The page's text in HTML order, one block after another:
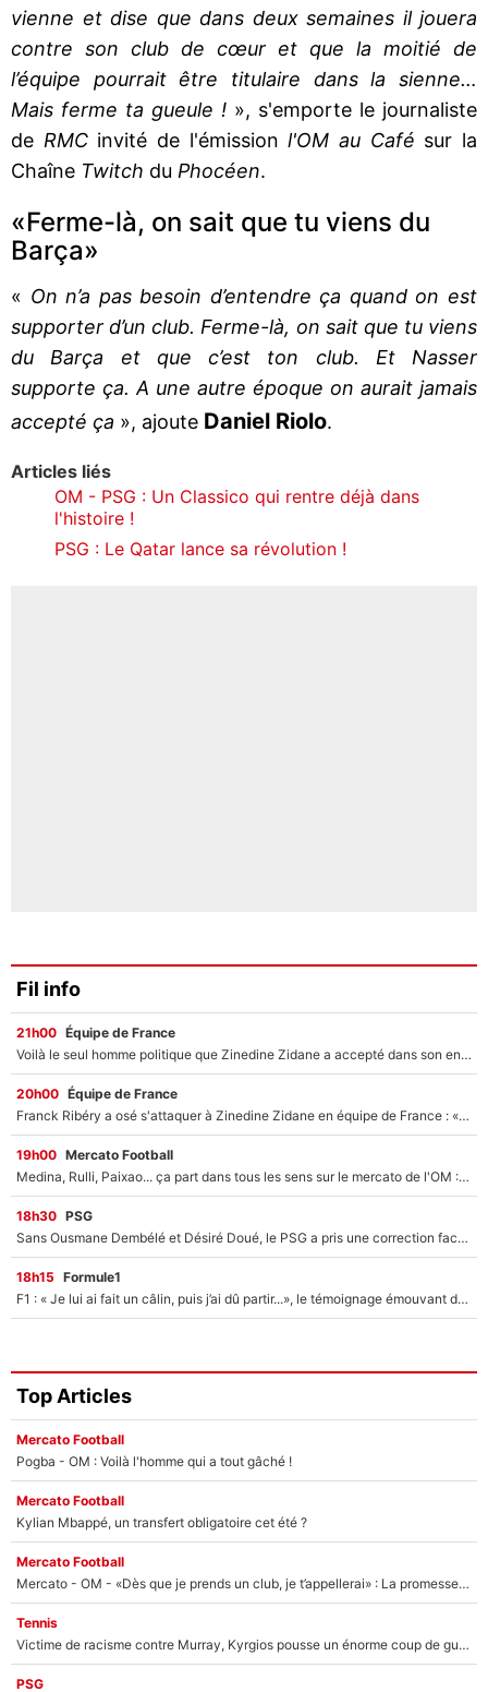
vienne et dise que dans deux semaines il jouera
contre son club de cœur et que la moitié de
l’équipe pourrait être titulaire dans la sienne…
Mais ferme ta gueule ! », s'emporte le journaliste
de RMCinvité de l'émissionl'OM au Café sur la
Chaîne Twitch du Phocéen.
«Ferme-là, on sait que tu viens du
Barça»
« On n’a pas besoin d’entendre ça quand on est
supporter d’un club. Ferme-là, on sait que tu viens
du Barça et que c’est ton club. Et Nasser
supporte ça. A une autre époque on aurait jamais
accepté ça », ajoute Daniel Riolo.
Articles liés
OM - PSG : Un Classico qui rentre déjà dans
l'histoire !
PSG : Le Qatar lance sa révolution !
Fil info
21h00 Équipe de France
Voilà le seul homme politique que Zinedine Zidane a accepté dans son entourage : «Je garde un très bon souvenir de lui»
20h00 Équipe de France
Franck Ribéry a osé s'attaquer à Zinedine Zidane en équipe de France : «Je n'aurais jamais fait ça»
19h00 Mercato Football
Medina, Rulli, Paixao... ça part dans tous les sens sur le mercato de l'OM : Frank McCourt va enfin récupérer l'argent qu'il attend ?
18h30 PSG
Sans Ousmane Dembélé et Désiré Doué, le PSG a pris une correction face à Majorque : Luis Enrique attend avec impatience des renforts !
18h15 Formule1
F1 : « Je lui ai fait un câlin, puis j’ai dû partir...», le témoignage émouvant de Max Verstappen sur sa fille
Top Articles
Mercato Football
Pogba - OM : Voilà l'homme qui a tout gâché !
Mercato Football
Kylian Mbappé, un transfert obligatoire cet été ?
Mercato Football
Mercato - OM - «Dès que je prends un club, je t’appellerai» : La promesse de Marcelino au moment de claquer la porte
Tennis
Victime de racisme contre Murray, Kyrgios pousse un énorme coup de gueule !
PSG